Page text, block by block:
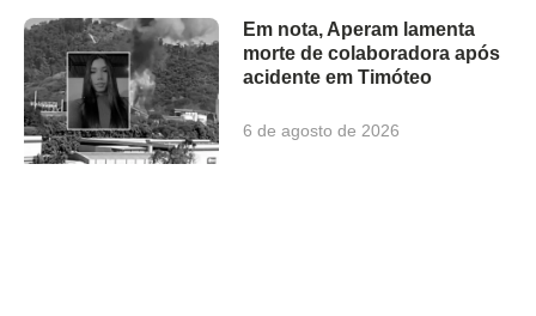
Em nota, Aperam lamenta
morte de colaboradora após
acidente em Timóteo
6 de agosto de 2026